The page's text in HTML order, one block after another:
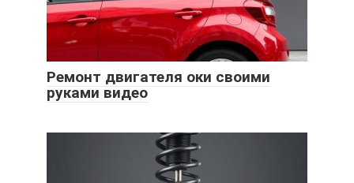
Ремонт двигателя оки своими
руками видео